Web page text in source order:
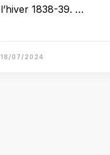
l’hiver 1838-39. …
18/07/2024